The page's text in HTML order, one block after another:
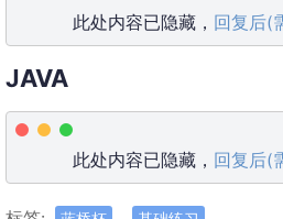
此处内容已隐藏， 回复后(
JAVA
此处内容已隐藏， 回复后(